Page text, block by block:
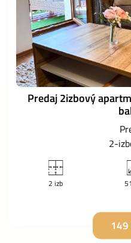
Predaj 2izbový
2-
2 izb